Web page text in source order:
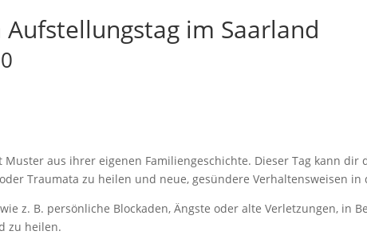
im Saarland
aus ihrer eigenen Familiengeschichte. Dieser Tag kann
Traumata zu heilen und neue, gesündere Verhaltensweisen
z. B. persönliche Blockaden, Ängste oder alte Verletzungen, in
zu heilen.